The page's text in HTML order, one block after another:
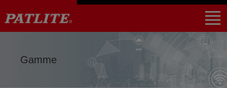
Global Home Find a local distributor
Gamme